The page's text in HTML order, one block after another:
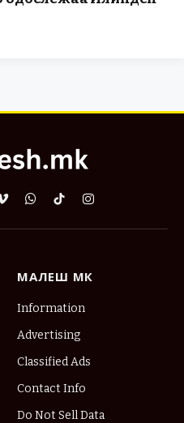
VimeoWhatsApp
TikTokInstagram
МАЛЕШ МК
Information
Advertising
Classified Ads
Contact Info
Do Not Sell Data